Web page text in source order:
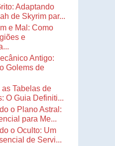
Adaptando
de Skyrim par...
e Mal: Como
e
Antigo:
Golems de
Tabelas de
O Guia Definiti...
o Plano Astral:
para Me...
o Oculto: Um
de Servi...